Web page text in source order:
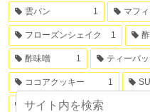
雲パン 1 マフ
フローズンシェイク 1 酢
酢味噌 1 ティーバ
ココアクッキー 1
トウモロコシ